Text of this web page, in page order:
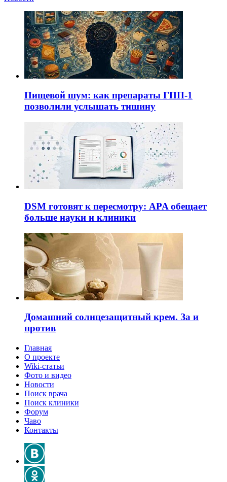
Пищевой шум: как препараты ГПП-1
позволили услышать тишину
DSM готовят к пересмотру: APA обещает
больше науки и клиники
Домашний солнцезащитный крем. За и
против
Главная
О проекте
Wiki-статьи
Фото и видео
Новости
Поиск врача
Поиск клиники
Форум
Чаво
Контакты